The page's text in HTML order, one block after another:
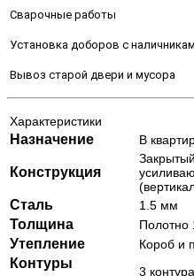
Сварочные работы
Установка доборов с
Вывоз старой двери и мусора
Характеристики
Назначение В
Конструкция
Сталь 1.5 мм
Толщина Полотно
Утепление Короб и
Контуры
3 контура